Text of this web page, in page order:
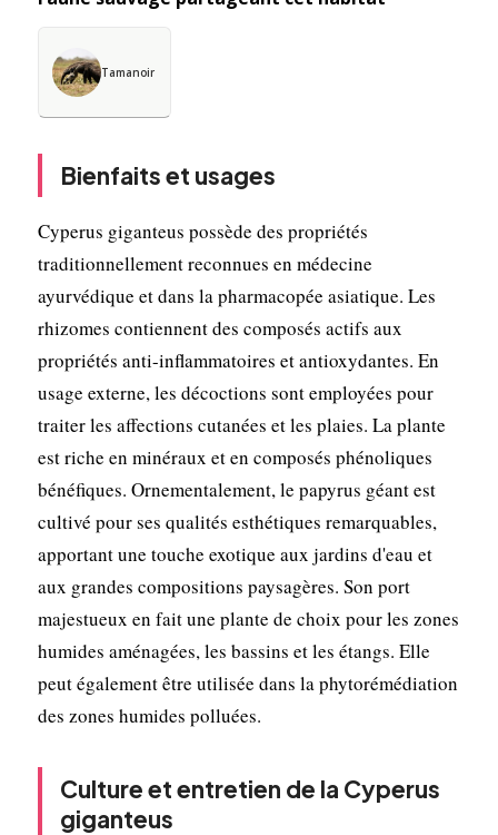
Tamanoir
Bienfaits et usages
Cyperus giganteus possède des propriétés
traditionnellement reconnues en médecine
ayurvédique et dans la pharmacopée asiatique. Les
rhizomes contiennent des composés actifs aux
propriétés anti-inflammatoires et antioxydantes. En
usage externe, les décoctions sont employées pour
traiter les affections cutanées et les plaies. La plante
est riche en minéraux et en composés phénoliques
bénéfiques. Ornementalement, le papyrus géant est
cultivé pour ses qualités esthétiques remarquables,
apportant une touche exotique aux jardins d'eau et
aux grandes compositions paysagères. Son port
majestueux en fait une plante de choix pour les zones
humides aménagées, les bassins et les étangs. Elle
peut également être utilisée dans la phytorémédiation
des zones humides polluées.
Culture et entretien de la Cyperus
giganteus